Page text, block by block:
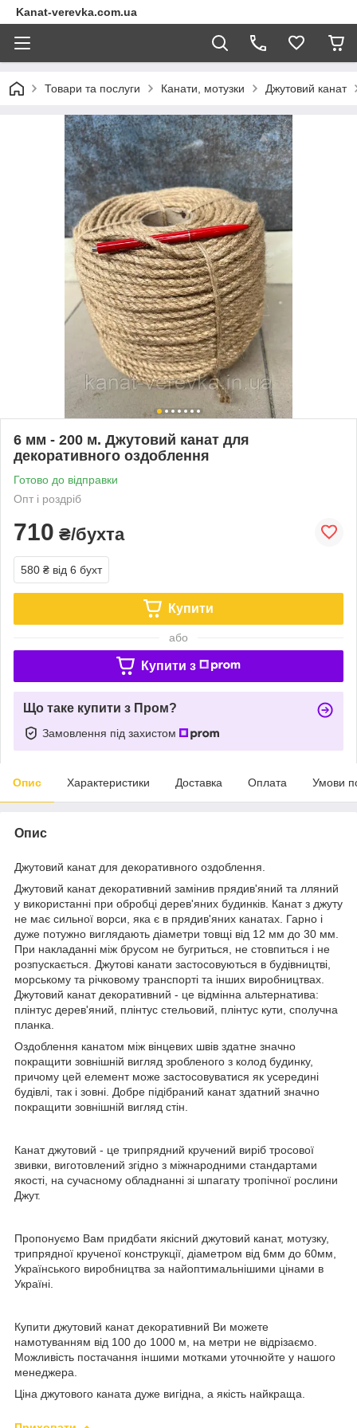
Kanat-verevka.com.ua
Товари та послуги Канати, мотузки Джутовий канат
6 мм - 200 м. Джутовий канат для
декоративного оздоблення
Готово до відправки
Опт і роздріб
710 ₴/бухта
580 ₴ від 6 бухт
Купити
або
Купити з
Що таке купити з Пром?
Замовлення під захистом
Опис Характеристики Доставка Оплата Умови
Опис
Джутовий канат для декоративного оздоблення.
Джутовий канат декоративний замінив прядив'яний та лляний
у використанні при обробці дерев'яних будинків. Канат з джуту
не має сильної ворси, яка є в прядив'яних канатах. Гарно і
дуже потужно виглядають діаметри товщі від 12 мм до 30 мм.
При накладанні між брусом не бугриться, не стовпиться і не
розпускається. Джутові канати застосовуються в будівництві,
морському та річковому транспорті та інших виробництвах.
Джутовий канат декоративний - це відмінна альтернатива:
плінтус дерев'яний, плінтус стельовий, плінтус кути, сполучна
планка.
Оздоблення канатом між вінцевих швів здатне значно
покращити зовнішній вигляд зробленого з колод будинку,
причому цей елемент може застосовуватися як усередині
будівлі, так і зовні. Добре підібраний канат здатний значно
покращити зовнішній вигляд стін.
Канат джутовий - це трипрядний кручений виріб тросової
звивки, виготовлений згідно з міжнародними стандартами
якості, на сучасному обладнанні зі шпагату тропічної рослини
Джут.
Пропонуємо Вам придбати якісний джутовий канат, мотузку,
трипрядної крученої конструкції, діаметром від 6мм до 60мм,
Українського виробництва за найоптимальнішими цінами в
Україні.
Купити джутовий канат декоративний Ви можете
намотуванням від 100 до 1000 м, на метри не відрізаємо.
Можливість постачання іншими мотками уточнюйте у нашого
менеджера.
Ціна джутового каната дуже вигідна, а якість найкраща.